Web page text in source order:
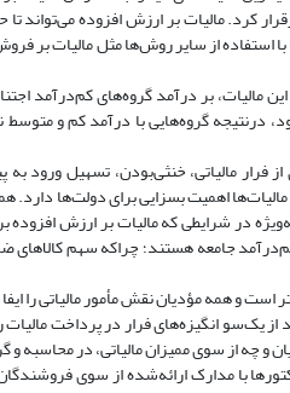
کرد. مالیات بر ارزش افزوده می‌تواند تا
استفاده از سایر روش‌ها مثل مالیات بر
بر درآمد گروه‌های کم‌‌درآمد
درنتیجه گروه‌هایی با درآمد کم و
فرار مالیاتی، خنثی‌بودن، تسهیل ورود به
اهمیت بسزایی برای دولت‌ها دارد.
در شرایطی که مالیات بر ارزش افزوده
جامعه هستند؛ چرا‌که سهم کالاهای
و همه مؤدیان نقش مأمور مالیاتی را
از یک‌سو انگیزه‌های فرار در پرداخت
و چه از سوی ممیزان مالیاتی، در محاسبه و
با مدارک ارائه‌شده از سوی فروشندگان